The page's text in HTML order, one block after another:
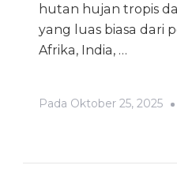
hutan hujan tropis
yang luas biasa dari
Afrika, India, …
Pada Oktober 25, 2025